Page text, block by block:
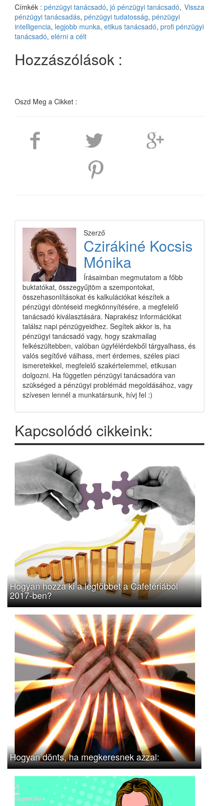
Vissza
Címkék : pénzügyi tanácsadó, jó pénzügyi tanácsadó,
pénzügyi tanácsadás, pénzügyi tudatosság, pénzügyi
intelligencia, legjobb munka, etikus tanácsadó, profi pénzügyi
tanácsadó, elérni a célt
Hozzászólások :
Oszd Meg a Cikket :
Szerző
Czirákiné Kocsis
Mónika
Írásaimban megmutatom a főbb
buktatókat, összegyűjtöm a szempontokat,
összehasonlításokat és kalkulációkat készítek a
pénzügyi döntéseid megkönnyítésére, a megfelelő
tanácsadó kiválasztására. Naprakész információkat
találsz napi pénzügyeidhez. Segítek akkor is, ha
pénzügyi tanácsadó vagy, hogy szakmailag
felkészültebben, valóban ügyfélérdekből tárgyalhass, és
valós segítővé válhass, mert érdemes, széles piaci
ismeretekkel, megfelelő szakértelemmel, etikusan
dolgozni. Ha független pénzügyi tanácsadóra van
szükséged a pénzügyi problémád megoldásához, vagy
szívesen lennél a munkatársunk, hívj fel :)
Kapcsolódó cikkeink:
Hogyan hozza ki a legtöbbet a Cafetériából
2017-ben?
Hogyan dönts, ha megkeresnek azzal: